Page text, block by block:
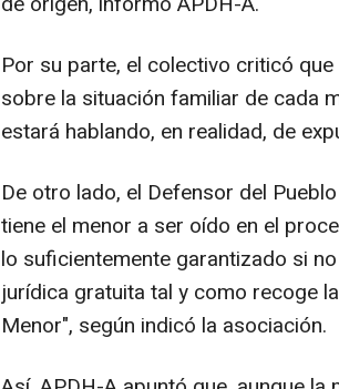
Por su parte, el colectivo criticó
sobre la situación familiar de cada
estará hablando, en realidad, de
De otro lado, el Defensor del
tiene el menor a ser oído en el
lo suficientemente garantizado si
jurídica gratuita tal y como recoge
Menor", según indicó la asociación.